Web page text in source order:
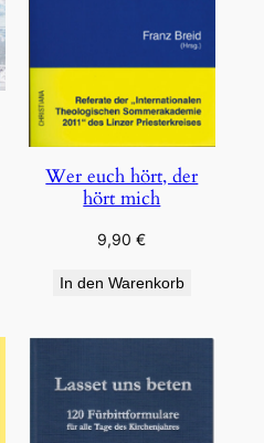
Wer euch hört, der
hört mich
9,90€
In den Warenkorb